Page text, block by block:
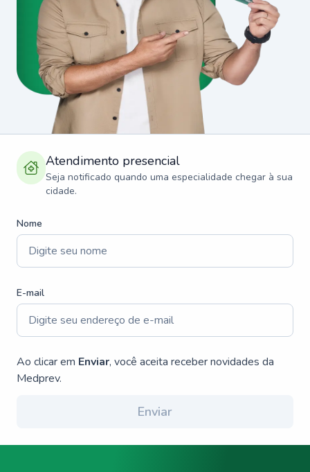
Atendimento presencial
Seja notificado quando uma especialidade chegar à sua
cidade.
Nome
E-mail
Ao clicar em Enviar, você aceita receber novidades da
Medprev.
Enviar